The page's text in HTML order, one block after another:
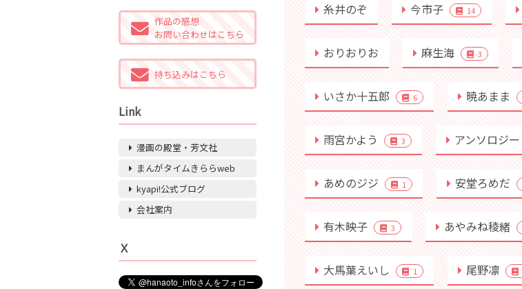
糸井のぞ 今市子 14
おりおりお 麻生海 3
いさか十五郎 6 暁あまま
雨宮かよう 3 アンソロジー
あめのジジ 1 安堂ろめだ
有木映子 3 あやみね稜緒
大馬葉えいし 1 尾野凛
作品の感想
お問い合わせはこちら
持ち込みはこちら
Link
漫画の殿堂・芳文社
まんがタイムきららweb
kyapi!公式ブログ
会社案内
Ｘ